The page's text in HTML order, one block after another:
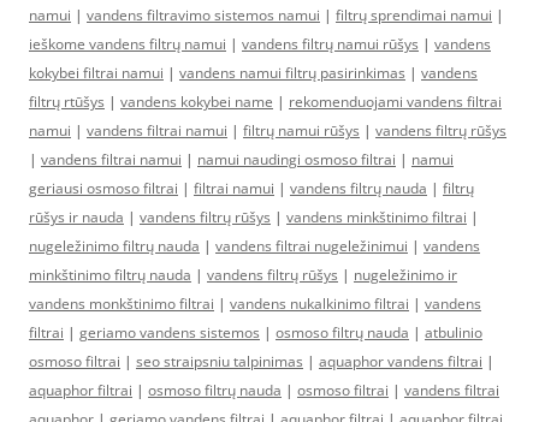
namui | vandens filtravimo sistemos namui | filtrų sprendimai namui |
ieškome vandens filtrų namui | vandens filtrų namui rūšys | vandens
kokybei filtrai namui | vandens namui filtrų pasirinkimas | vandens
filtrų rtūšys | vandens kokybei name | rekomenduojami vandens filtrai
namui | vandens filtrai namui | filtrų namui rūšys | vandens filtrų rūšys
| vandens filtrai namui | namui naudingi osmoso filtrai | namui
geriausi osmoso filtrai | filtrai namui | vandens filtrų nauda | filtrų
rūšys ir nauda | vandens filtrų rūšys | vandens minkštinimo filtrai |
nugeležinimo filtrų nauda | vandens filtrai nugeležinimui | vandens
minkštinimo filtrų nauda | vandens filtrų rūšys | nugeležinimo ir
vandens monkštinimo filtrai | vandens nukalkinimo filtrai | vandens
filtrai | geriamo vandens sistemos | osmoso filtrų nauda | atbulinio
osmoso filtrai | seo straipsniu talpinimas | aquaphor vandens filtrai |
aquaphor filtrai | osmoso filtrų nauda | osmoso filtrai | vandens filtrai